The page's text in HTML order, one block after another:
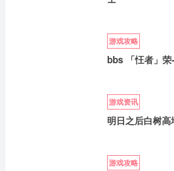
游戏攻略
bbs 「忹者」
游戏资讯
明日之后白树
游戏攻略